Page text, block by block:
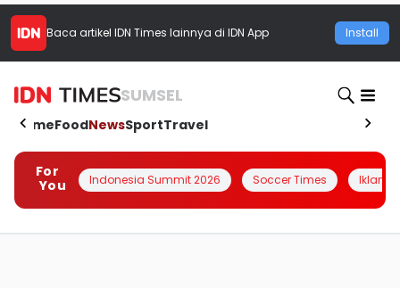
Baca artikel IDN Times lainnya di IDN App Install
SUMSEL
HomeFoodNewsSportTravel
For
You
Indonesia Summit 2026 Soccer Times Iklanin